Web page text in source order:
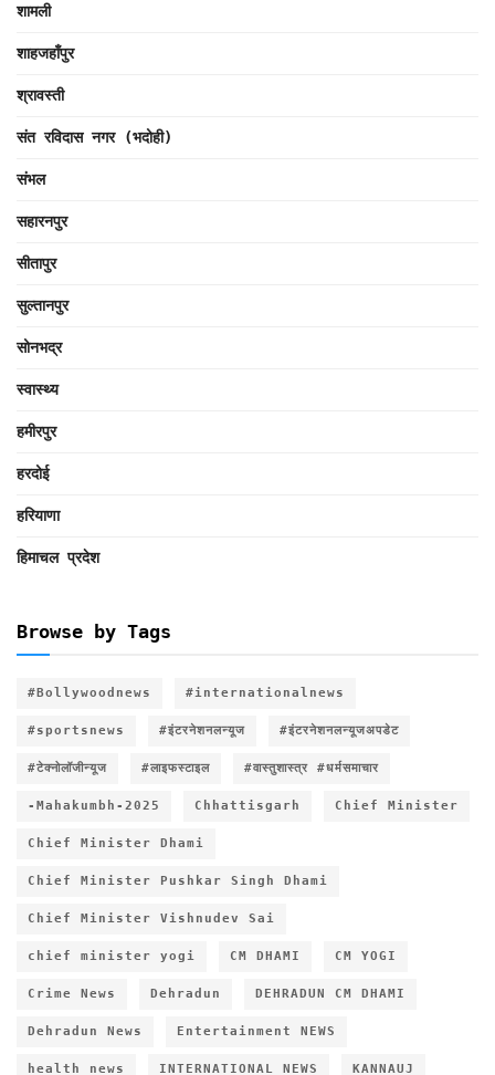
शामली
शाहजहाँपुर
श्रावस्ती
संत रविदास नगर (भदोही)
संभल
सहारनपुर
सीतापुर
सुल्तानपुर
सोनभद्र
स्वास्थ्य
हमीरपुर
हरदोई
हरियाणा
हिमाचल प्रदेश
Browse by Tags
#Bollywoodnews #internationalnews
#sportsnews #इंटरनेशनलन्यूज #इंटरनेशनलन्यूजअपडेट
#टेक्नोलॉजीन्यूज #लाइफस्टाइल #वास्तुशास्त्र #धर्मसमाचार
-Mahakumbh-2025 Chhattisgarh Chief Minister
Chief Minister Dhami
Chief Minister Pushkar Singh Dhami
Chief Minister Vishnudev Sai
chief minister yogi CM DHAMI CM YOGI
Crime News Dehradun DEHRADUN CM DHAMI
Dehradun News Entertainment NEWS
health news INTERNATIONAL NEWS KANNAUJ